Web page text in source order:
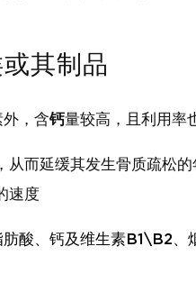
其制品
，含钙量较高，且利用率
从而延缓其发生骨质疏松的
速度
酸、钙及维生素B1\B2、